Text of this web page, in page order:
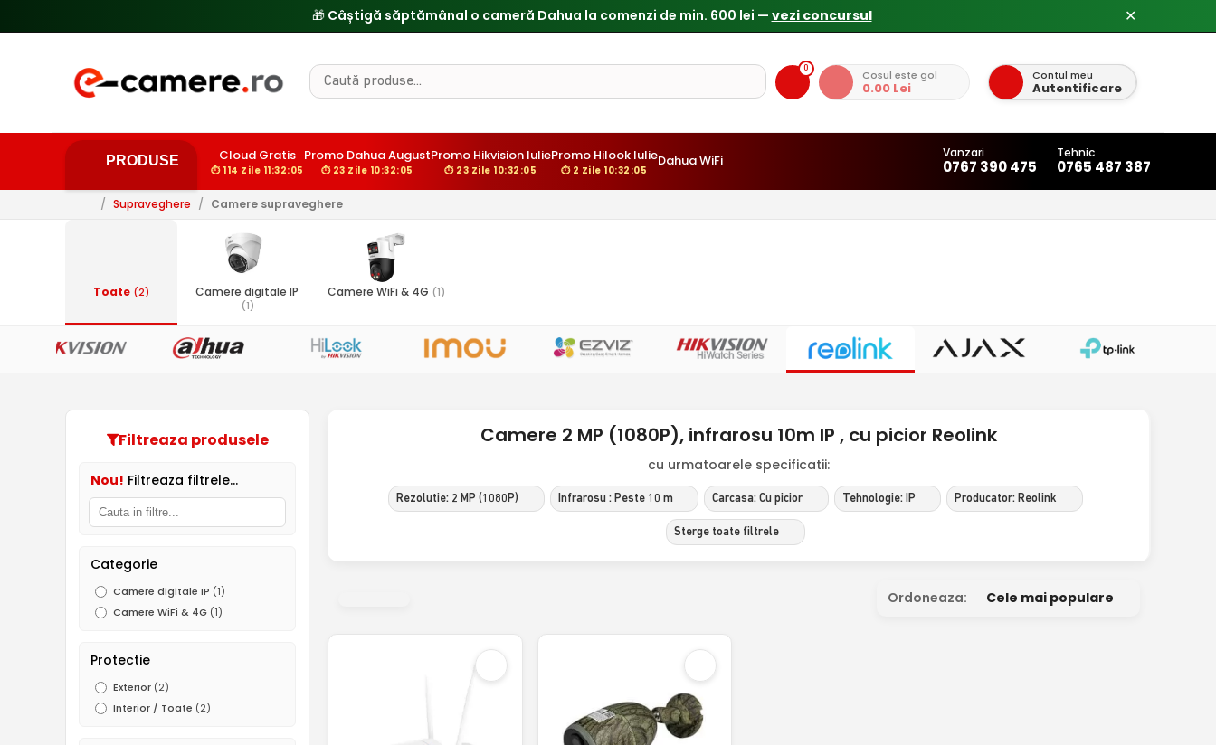
✕
0 Cosul este gol
0.00 Lei
Contul meu
Autentificare
PRODUSE Cloud Gratis
⏱ 114 Zile 11:32:04
Promo Dahua August
⏱ 23 Zile 10:32:04
Promo Hikvision Iulie
⏱ 23 Zile 10:32:04
Promo Hilook Iulie
⏱ 2 Zile 10:32:04
Dahua WiFi Vanzari
0767 390 475
Tehnic
0765 487 387
/ Supraveghere / Camere supraveghere
Toate (2) Camere digitale IP
(1)
Camere WiFi & 4G (1)
Filtreaza produsele
Nou! Filtreaza filtrele...
Categorie
Camere digitale IP (1)
Camere WiFi & 4G (1)
Protectie
Exterior (2)
Interior / Toate (2)
Camere 2 MP (1080P), infrarosu 10m IP , cu picior Reolink
cu urmatoarele specificatii:
Rezolutie: 2 MP (1080P) Infrarosu : Peste 10 m Carcasa: Cu picior Tehnologie: IP Producator: Reolink
Sterge toate filtrele
Ordoneaza: Cele mai populare